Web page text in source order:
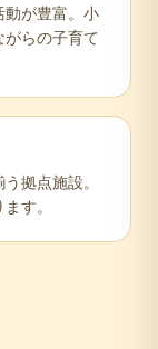
動が豊富。小
らの子育て
拠点施設。
す。